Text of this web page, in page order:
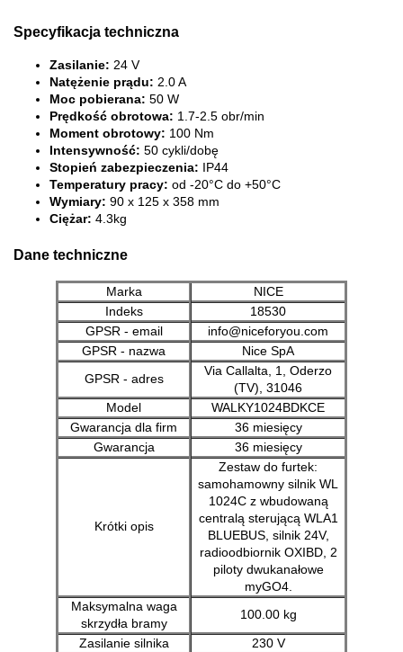
Specyfikacja techniczna
Zasilanie: 24 V
Natężenie prądu: 2.0 A
Moc pobierana: 50 W
Prędkość obrotowa: 1.7-2.5 obr/min
Moment obrotowy: 100 Nm
Intensywność: 50 cykli/dobę
Stopień zabezpieczenia: IP44
Temperatury pracy: od -20°C do +50°C
Wymiary: 90 x 125 x 358 mm
Ciężar: 4.3kg
Dane techniczne
Marka
NICE
Indeks
18530
GPSR - email
info@niceforyou.com
GPSR - nazwa
Nice SpA
GPSR - adres
Via Callalta, 1, Oderzo
(TV), 31046
Model
WALKY1024BDKCE
Gwarancja dla firm
36 miesięcy
Gwarancja
36 miesięcy
Krótki opis
Zestaw do furtek:
samohamowny silnik WL
1024C z wbudowaną
centralą sterującą WLA1
BLUEBUS, silnik 24V,
radioodbiornik OXIBD, 2
piloty dwukanałowe
myGO4.
Maksymalna waga
skrzydła bramy
100.00 kg
Zasilanie silnika
230 V